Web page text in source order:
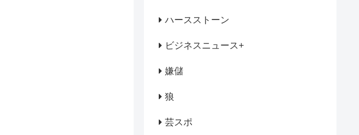
ハースストーン
ビジネスニュース+
嫌儲
狼
芸スポ